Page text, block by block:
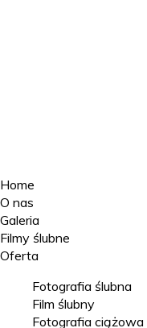
Home
O nas
Galeria
Filmy ślubne
Oferta
Fotografia ślubna
Film ślubny
Fotografia ciążowa